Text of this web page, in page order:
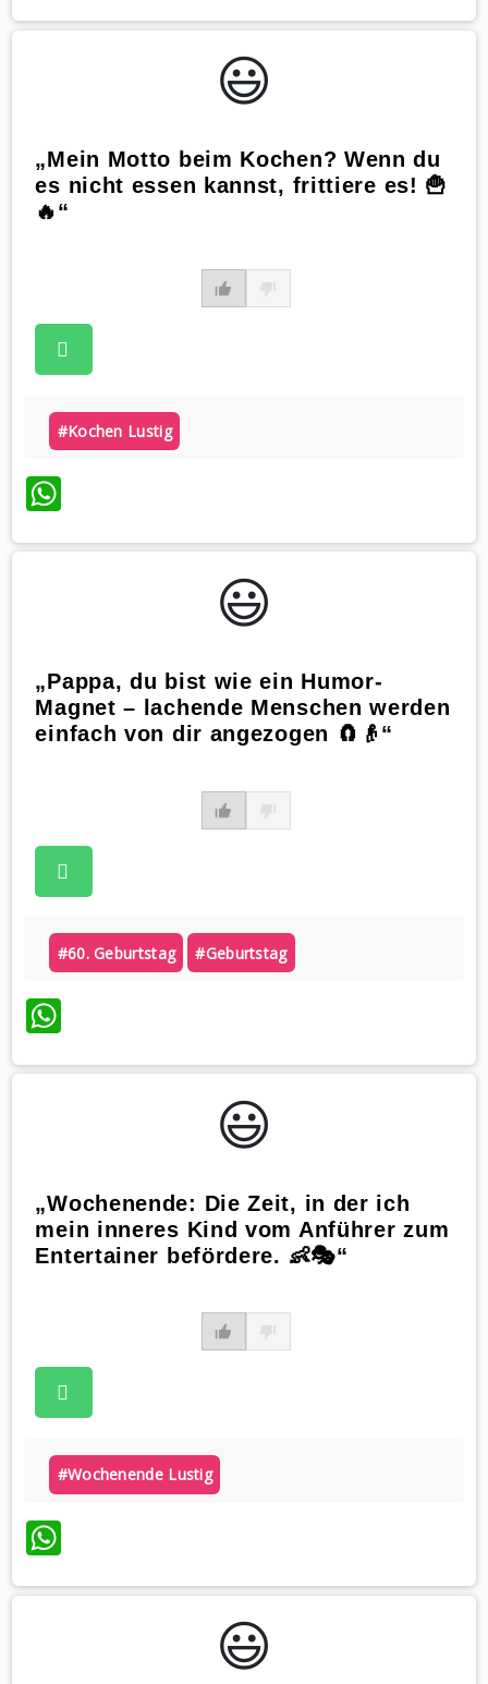
😃️
„Mein Motto beim Kochen? Wenn du
es nicht essen kannst, frittiere es! 🍟
🔥“
#kochen Lustig
WhatsApp
😃️
„Pappa, du bist wie ein Humor-
Magnet – lachende Menschen werden
einfach von dir angezogen 🧲👴“
#60. Geburtstag #geburtstag
WhatsApp
😃️
„Wochenende: Die Zeit, in der ich
mein inneres Kind vom Anführer zum
Entertainer befördere. 👶🎭“
#wochenende Lustig
WhatsApp
😃️